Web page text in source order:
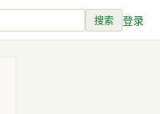
搜索 登录